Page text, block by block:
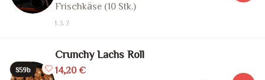
Frischkäse (10 Stk.)
1, 3, 7
S59b
Crunchy Lachs Roll
14,20 €